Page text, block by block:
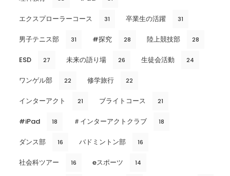
エクスプローラーコース 31 卒業生の活躍 31
男子テニス部 31 #探究 28 陸上競技部 28
ESD 27 未来の語り場 26 生徒会活動 24
ワンゲル部 22 修学旅行 22
インターアクト 21 ブライトコース 21
#iPad 18 ＃インターアクトクラブ 18
ダンス部 16 バドミントン部 16
社会科ツアー 16 eスポーツ 14